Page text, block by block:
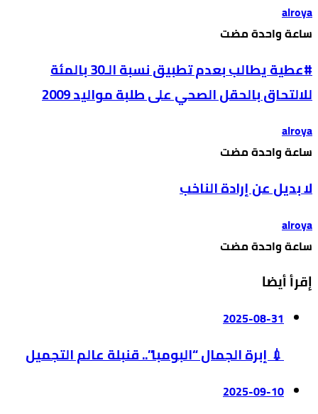
alroya
‫‫‫‏‫ساعة واحدة مضت‬
#عطية يطالب بعدم تطبيق نسبة الـ30 بالمئة
للالتحاق بالحقل الصحي على طلبة مواليد 2009
alroya
‫‫‫‏‫ساعة واحدة مضت‬
لا بديل عن إرادة الناخب
alroya
‫‫‫‏‫ساعة واحدة مضت‬
إقرأ أيضا
2025-08-31
💉 إبرة الجمال “البومبا”.. قنبلة عالم التجميل
2025-09-10